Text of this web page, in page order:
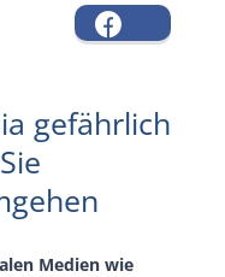
gefährlich
Medien wie